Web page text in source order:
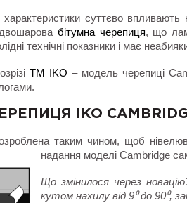
суттєво
бітумна черепиця, що
технічні показники і має
ТМ IKO – модель черепиці
IKO
таким чином, щоб
надання моделі Cambridge
Що змінилося через
кутом нахилу від 9⁰ до 90⁰,